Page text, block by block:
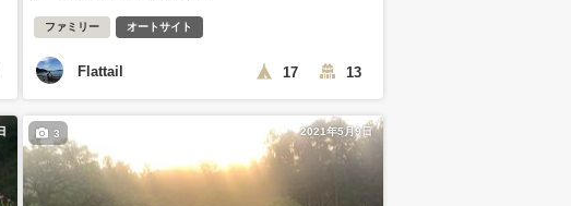
ファミリー オートサイト
Flattail 17 13
2021年5月9日
3